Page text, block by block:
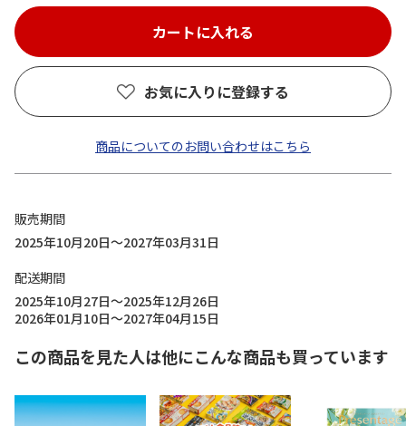
お気に入りに登録する
商品についてのお問い合わせはこちら
販売期間
2025年10月20日～2027年03月31日
配送期間
2025年10月27日～2025年12月26日
2026年01月10日～2027年04月15日
この商品を見た人は他にこんな商品も買っています